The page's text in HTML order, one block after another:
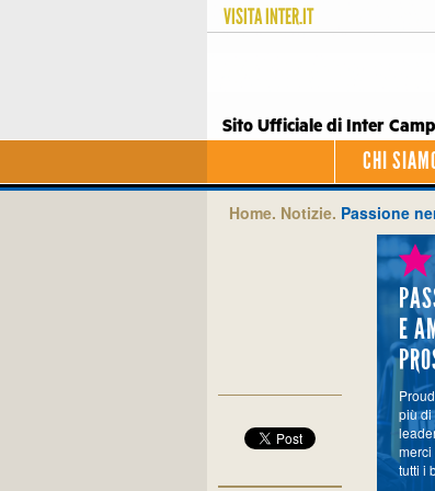
VISITAINTER.IT
Sito Ufficiale di Inter
CHI
Home. Notizie. Passione
E
più di
merci
tutti i